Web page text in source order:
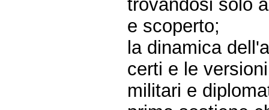
trovandosi solo
e scoperto;
la dinamica
certi e le
militari e